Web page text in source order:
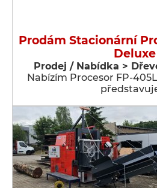
Prodám Stacionární
Deluxe
Prodej / Nabídka >
Nabízím Procesor FP-